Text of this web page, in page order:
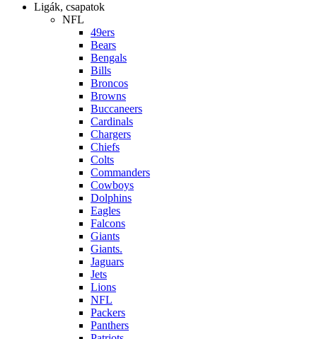
Ligák, csapatok
NFL
49ers
Bears
Bengals
Bills
Broncos
Browns
Buccaneers
Cardinals
Chargers
Chiefs
Colts
Commanders
Cowboys
Dolphins
Eagles
Falcons
Giants
Giants.
Jaguars
Jets
Lions
NFL
Packers
Panthers